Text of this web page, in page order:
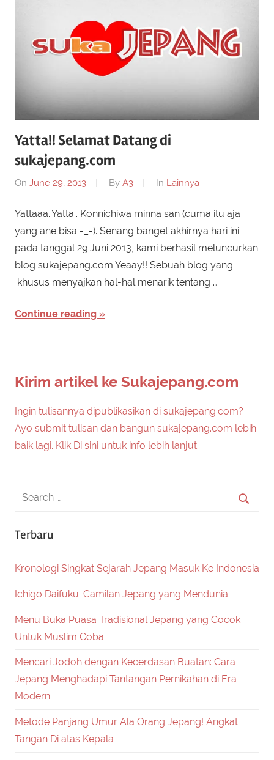
Yatta!! Selamat Datang di
sukajepang.com
On June 29, 2013 By A3 In Lainnya
Yattaaa..Yatta.. Konnichiwa minna san (cuma itu aja
yang ane bisa -_-). Senang banget akhirnya hari ini
pada tanggal 29 Juni 2013, kami berhasil meluncurkan
blog sukajepang.com Yeaay!! Sebuah blog yang
khusus menyajkan hal-hal menarik tentang …
Continue reading
Kirim artikel ke Sukajepang.com
Ingin tulisannya dipublikasikan di sukajepang.com?
Ayo submit tulisan dan bangun sukajepang.com lebih
baik lagi. Klik Di sini untuk info lebih lanjut
Terbaru
Kronologi Singkat Sejarah Jepang Masuk Ke Indonesia
Ichigo Daifuku: Camilan Jepang yang Mendunia
Menu Buka Puasa Tradisional Jepang yang Cocok
Untuk Muslim Coba
Mencari Jodoh dengan Kecerdasan Buatan: Cara
Jepang Menghadapi Tantangan Pernikahan di Era
Modern
Metode Panjang Umur Ala Orang Jepang! Angkat
Tangan Di atas Kepala